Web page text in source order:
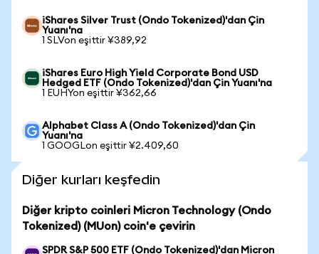
iShares Silver Trust (Ondo Tokenized)'dan Çin
Yuanı'na
1 SLVon eşittir ¥389,92
iShares Euro High Yield Corporate Bond USD
Hedged ETF (Ondo Tokenized)'dan Çin Yuanı'na
1 EUHYon eşittir ¥362,66
Alphabet Class A (Ondo Tokenized)'dan Çin
Yuanı'na
1 GOOGLon eşittir ¥2.409,60
Diğer kurları keşfedin
Diğer kripto coinleri Micron Technology (Ondo
Tokenized) (MUon) coin'e çevirin
SPDR S&P 500 ETF (Ondo Tokenized)'dan Micron